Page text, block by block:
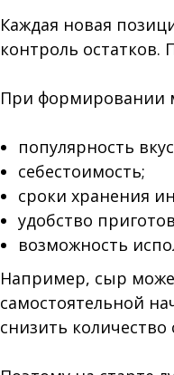
Каждая новая
контроль остатков.
При формировании
популярность
себестоимость;
сроки хранения
удобство
возможность
Например, сыр
самостоятельной
снизить